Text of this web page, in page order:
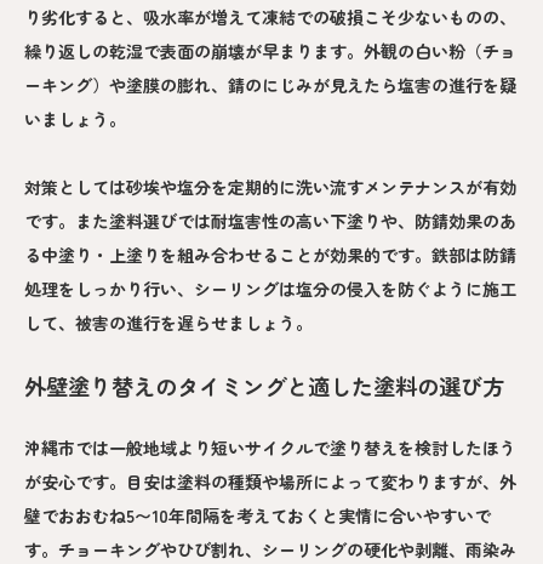
り劣化すると、吸水率が増えて凍結での破損こそ少ないものの、
繰り返しの乾湿で表面の崩壊が早まります。外観の白い粉（チョ
ーキング）や塗膜の膨れ、錆のにじみが見えたら塩害の進行を疑
いましょう。
対策としては砂埃や塩分を定期的に洗い流すメンテナンスが有効
です。また塗料選びでは耐塩害性の高い下塗りや、防錆効果のあ
る中塗り・上塗りを組み合わせることが効果的です。鉄部は防錆
処理をしっかり行い、シーリングは塩分の侵入を防ぐように施工
して、被害の進行を遅らせましょう。
外壁塗り替えのタイミングと適した塗料の選び方
沖縄市では一般地域より短いサイクルで塗り替えを検討したほう
が安心です。目安は塗料の種類や場所によって変わりますが、外
壁でおおむね5〜10年間隔を考えておくと実情に合いやすいで
す。チョーキングやひび割れ、シーリングの硬化や剥離、雨染み